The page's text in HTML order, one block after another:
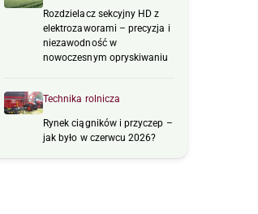
Rozdzielacz sekcyjny HD z
elektrozaworami – precyzja i
niezawodność w
nowoczesnym opryskiwaniu
Technika rolnicza
Rynek ciągników i przyczep –
jak było w czerwcu 2026?